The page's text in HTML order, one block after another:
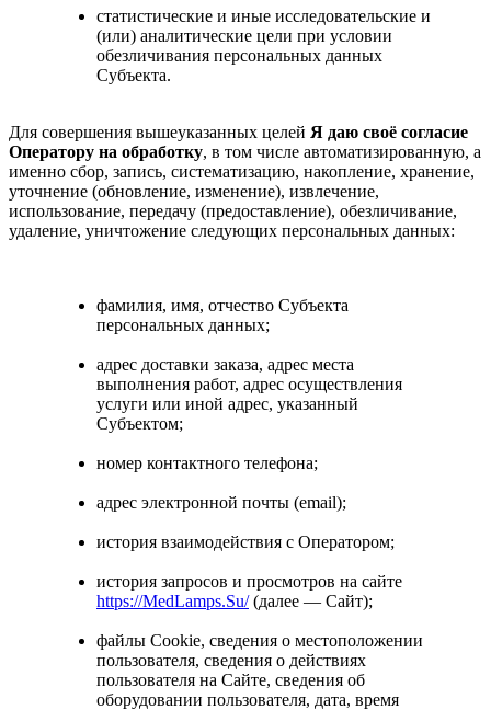
статистические и иные исследовательские и
(или) аналитические цели при условии
обезличивания персональных данных
Субъекта.
Для совершения вышеуказанных целей Я даю своё согласие
Оператору на обработку, в том числе автоматизированную, а
именно сбор, запись, систематизацию, накопление, хранение,
уточнение (обновление, изменение), извлечение,
использование, передачу (предоставление), обезличивание,
удаление, уничтожение следующих персональных данных:
фамилия, имя, отчество Субъекта
персональных данных;
адрес доставки заказа, адрес места
выполнения работ, адрес осуществления
услуги или иной адрес, указанный
Субъектом;
номер контактного телефона;
адрес электронной почты (email);
история взаимодействия с Оператором;
история запросов и просмотров на сайте
https://MedLamps.Su/(далее — Сайт);
файлы Cookie, сведения о местоположении
пользователя, сведения о действиях
пользователя на Сайте, сведения об
оборудовании пользователя, дата, время